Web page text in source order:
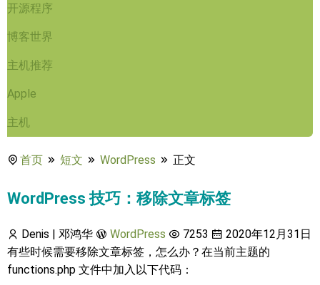
开源程序
博客世界
主机推荐
Apple
主机
首页 短文 WordPress 正文
WordPress 技巧：移除文章标签
Denis | 邓鸿华 WordPress 7253
2020年12月31日
有些时候需要移除文章标签，怎么办？在当前主题的
functions.php 文件中加入以下代码：